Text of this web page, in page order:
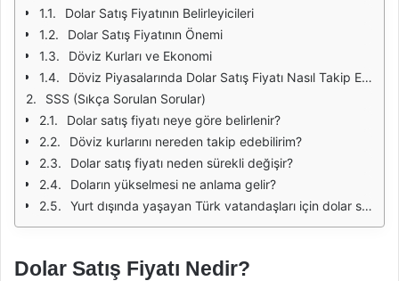
Dolar Satış Fiyatının Belirleyicileri
Dolar Satış Fiyatının Önemi
Döviz Kurları ve Ekonomi
Döviz Piyasalarında Dolar Satış Fiyatı Nasıl Takip Edilir?
SSS (Sıkça Sorulan Sorular)
Dolar satış fiyatı neye göre belirlenir?
Döviz kurlarını nereden takip edebilirim?
Dolar satış fiyatı neden sürekli değişir?
Doların yükselmesi ne anlama gelir?
Yurt dışında yaşayan Türk vatandaşları için dolar satış fiyatı neden önemlidir?
Dolar Satış Fiyatı Nedir?